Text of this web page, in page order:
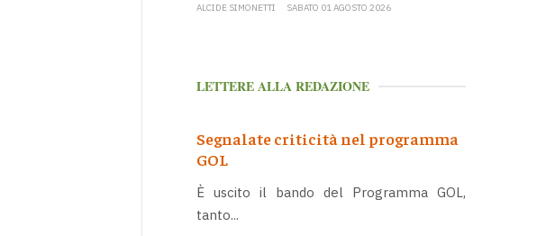
ALCIDE SIMONETTI SABATO 01 AGOSTO 2026
LETTERE ALLA REDAZIONE
Segnalate criticità nel programma
GOL
È uscito il bando del Programma GOL,
tanto...